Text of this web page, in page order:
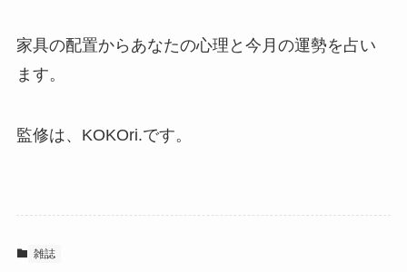
家具の配置からあなたの心理と今月の運勢を占い
ます。
監修は、KOKOri.です。
雑誌